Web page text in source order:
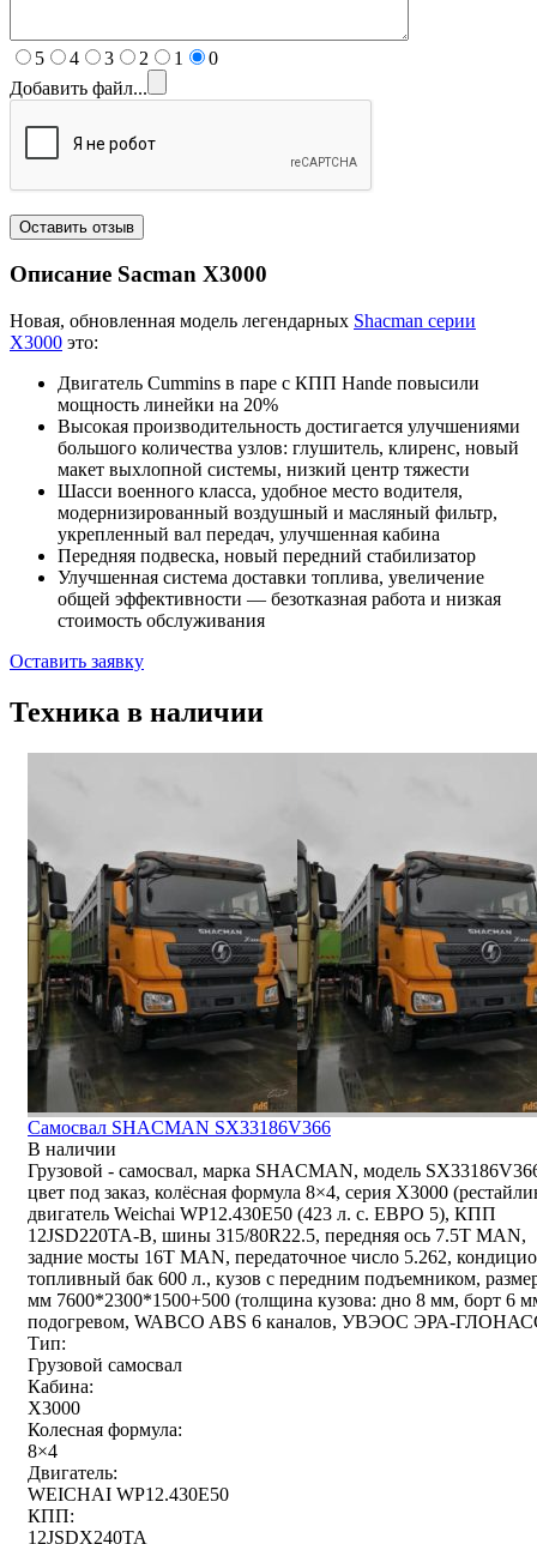
5 4 3 2 1
0
Добавить файл...
Описание Sacman X3000
Новая, обновленная модель легендарных Shacman серии
X3000 это:
Двигатель Cummins в паре с КПП Hande повысили
мощность линейки на 20%
Высокая производительность достигается улучшениями
большого количества узлов: глушитель, клиренс, новый
макет выхлопной системы, низкий центр тяжести
Шасси военного класса, удобное место водителя,
модернизированный воздушный и масляный фильтр,
укрепленный вал передач, улучшенная кабина
Передняя подвеска, новый передний стабилизатор
Улучшенная система доставки топлива, увеличение
общей эффективности — безотказная работа и низкая
стоимость обслуживания
Оставить заявку
Техника в наличии
Самосвал SHACMAN SX33186V366
В наличии
Грузовой - самосвал, марка SHACMAN, модель
цвет под заказ, колёсная формула 8×4, серия X3000
двигатель Weichai WP12.430E50 (423 л. с. ЕВРО 5), КПП
12JSD220TA-В, шины 315/80R22.5, передняя ось 7.5T MAN,
задние мосты 16T MAN, передаточное число 5.262,
топливный бак 600 л., кузов с передним подъемником,
мм 7600*2300*1500+500 (толщина кузова: дно 8 мм, борт 6
подогревом, WABCO ABS 6 каналов, УВЭОС ЭРА-
Тип:
Грузовой самосвал
Кабина:
X3000
Колесная формула:
8×4
Двигатель:
WEICHAI WP12.430E50
КПП:
12JSDX240TA